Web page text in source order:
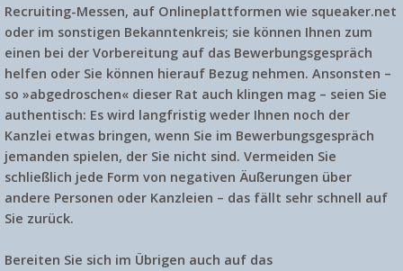
Recruiting-Messen, auf Onlineplattformen wie squeaker.net
oder im sonstigen Bekanntenkreis; sie können Ihnen zum
einen bei der Vorbereitung auf das Bewerbungsgespräch
helfen oder Sie können hierauf Bezug nehmen. Ansonsten –
so »abgedroschen« dieser Rat auch klingen mag – seien Sie
authentisch: Es wird langfristig weder Ihnen noch der
Kanzlei etwas bringen, wenn Sie im Bewerbungsgespräch
jemanden spielen, der Sie nicht sind. Vermeiden Sie
schließlich jede Form von negativen Äußerungen über
andere Personen oder Kanzleien – das fällt sehr schnell auf
Sie zurück.
Bereiten Sie sich im Übrigen auch auf das